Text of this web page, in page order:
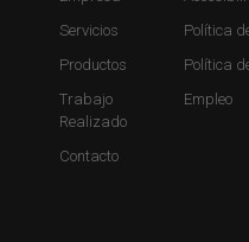
Servicios
Productos
Trabajo
Realizado
Contacto
Política
Política
Empleo